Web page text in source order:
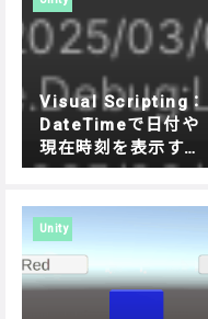
Visual Scripting：
DateTimeで日付や
現在時刻を表示する
方法
Unity